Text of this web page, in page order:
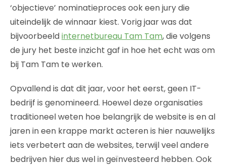
‘objectieve’ nominatieproces ook een jury die
uiteindelijk de winnaar kiest. Vorig jaar was dat
bijvoorbeeldinternetbureau Tam Tam, die volgens
de jury het beste inzicht gaf in hoe het echt was om
bij Tam Tam te werken.
Opvallend is dat dit jaar, voor het eerst, geen IT-
bedrijf is genomineerd. Hoewel deze organisaties
traditioneel weten hoe belangrijk de website is en al
jaren in een krappe markt acteren is hier nauwelijks
iets verbetert aan de websites, terwijl veel andere
bedrijven hier dus wel in geïnvesteerd hebben. Ook